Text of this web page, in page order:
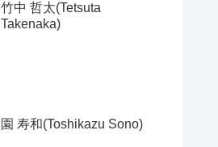
竹中 哲太(Tetsuta
Takenaka)
園 寿和(Toshikazu Sono)